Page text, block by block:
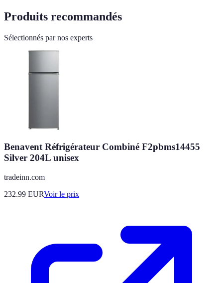
Produits recommandés
Sélectionnés par nos experts
Benavent Réfrigérateur Combiné F2pbms14455
Silver 204L unisex
tradeinn.com
232.99 EURVoir le prix